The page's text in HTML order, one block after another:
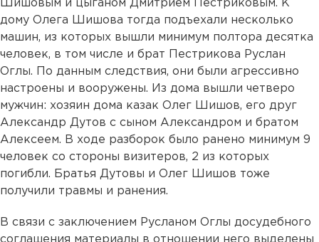
Шишовым и цыганом Дмитрием Пестриковым. К
дому Олега Шишова тогда подъехали несколько
машин, из которых вышли минимум полтора десятка
человек, в том числе и брат Пестрикова Руслан
Оглы. По данным следствия, они были агрессивно
настроены и вооружены. Из дома вышли четверо
мужчин: хозяин дома казак Олег Шишов, его друг
Александр Дутов с сыном Александром и братом
Алексеем. В ходе разборок было ранено минимум 9
человек со стороны визитеров, 2 из которых
погибли. Братья Дутовы и Олег Шишов тоже
получили травмы и ранения.
В связи с заключением Русланом Оглы досудебного
соглашения материалы в отношении него выделены